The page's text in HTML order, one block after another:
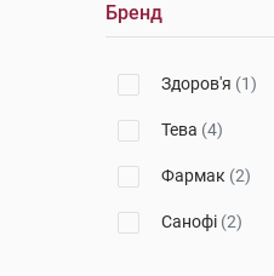
Бренд
Здоров'я (1)
Тева (4)
Фармак (2)
Санофі (2)